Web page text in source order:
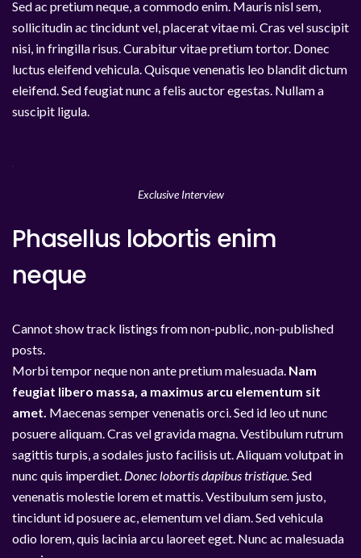
Sed ac pretium neque, a commodo enim. Mauris nisl sem,
sollicitudin ac tincidunt vel, placerat vitae mi. Cras vel suscipit
nisi, in fringilla risus. Curabitur vitae pretium tortor. Donec
luctus eleifend vehicula. Quisque venenatis leo blandit dictum
eleifend. Sed feugiat nunc a felis auctor egestas. Nullam a
suscipit ligula.
Exclusive Interview
Phasellus lobortis enim
neque
Cannot show track listings from non-public, non-published
posts.
Morbi tempor neque non ante pretium malesuada. Nam
feugiat libero massa, a maximus arcu elementum sit
amet. Maecenas semper venenatis orci. Sed id leo ut nunc
posuere aliquam. Cras vel gravida magna. Vestibulum rutrum
sagittis turpis, a sodales justo facilisis ut. Aliquam volutpat in
nunc quis imperdiet. Donec lobortis dapibus tristique.Sed
venenatis molestie lorem et mattis. Vestibulum sem justo,
tincidunt id posuere ac, elementum vel diam. Sed vehicula
odio lorem, quis lacinia arcu laoreet eget. Nunc ac malesuada